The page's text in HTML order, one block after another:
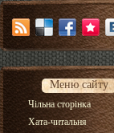
Меню сайту
Чільна сторінка
Хата-читальня